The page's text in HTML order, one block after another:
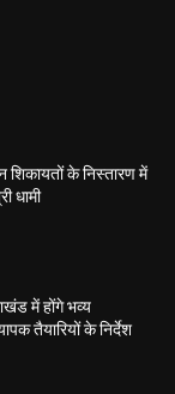
के निस्तारण में
धामी
में होंगे भव्य
तैयारियों के निर्देश